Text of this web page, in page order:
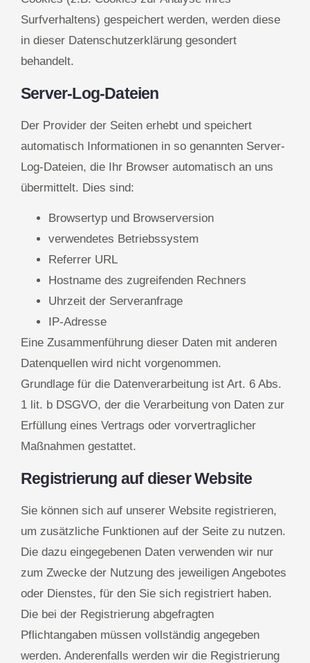
Surfverhaltens) gespeichert werden, werden diese
in dieser Datenschutzerklärung gesondert
behandelt.
Server-Log-Dateien
Der Provider der Seiten erhebt und speichert
automatisch Informationen in so genannten Server-
Log-Dateien, die Ihr Browser automatisch an uns
übermittelt. Dies sind:
Browsertyp und Browserversion
verwendetes Betriebssystem
Referrer URL
Hostname des zugreifenden Rechners
Uhrzeit der Serveranfrage
IP-Adresse
Eine Zusammenführung dieser Daten mit anderen
Datenquellen wird nicht vorgenommen.
Grundlage für die Datenverarbeitung ist Art. 6 Abs.
1 lit. b DSGVO, der die Verarbeitung von Daten zur
Erfüllung eines Vertrags oder vorvertraglicher
Maßnahmen gestattet.
Registrierung auf dieser Website
Sie können sich auf unserer Website registrieren,
um zusätzliche Funktionen auf der Seite zu nutzen.
Die dazu eingegebenen Daten verwenden wir nur
zum Zwecke der Nutzung des jeweiligen Angebotes
oder Dienstes, für den Sie sich registriert haben.
Die bei der Registrierung abgefragten
Pflichtangaben müssen vollständig angegeben
werden. Anderenfalls werden wir die Registrierung